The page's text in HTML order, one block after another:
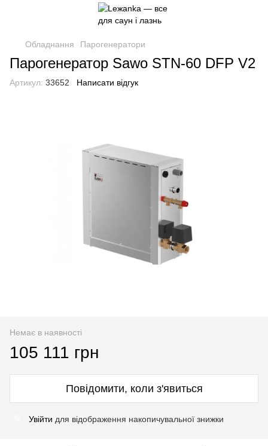
Обладнання Парогенератори
Парогенератор Sawo STN-60 DFP V2
Артикул: 33652 Написати відгук
Немає в наявності
105 111 грн
Повідомити, коли з'явиться
Увійти для відображення накопичувальної знижки